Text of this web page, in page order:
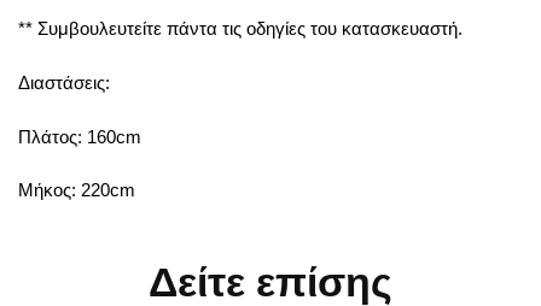
** Συμβουλευτείτε πάντα τις οδηγίες του κατασκευαστή.
Διαστάσεις:
Πλάτος: 160cm
Μήκος: 220cm
Δείτε επίσης